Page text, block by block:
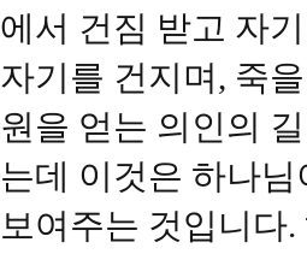
에서 건짐 받고 자
자기를 건지며, 죽
원을 얻는 의인의
는데 이것은 하나
보여주는 것입니다